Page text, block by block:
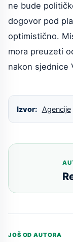
ne bude
dogovor pod
optimistično.
mora preuzeti
nakon sjednice
Izvor: Agencije
JOŠ OD AUTORA